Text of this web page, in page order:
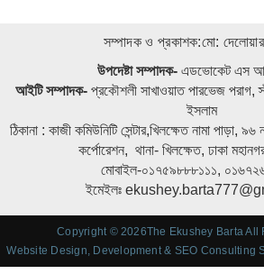
সম্পাদক ও প্রকাশক:মো:
উপদেষ্টা সম্পাদক- এডভোকেট এস
আইটি সম্পাদক-প্রকৌশলী সাখাওয়াত পারভেজ পরাগ,
ইসলাম
ঠিকানা : কাজী কমিউনিটি সেন্টার,খিলক্ষেত নামা পাড়া,
কর্পোরেশন, থানা- খিলক্ষেত, ঢাকা
মোবাইল-০১৭৫৯৮৮৮১১১,
ইমেইলঃ
Copyright © 2026The Ekushey Barta All
Website Design, Development & SEO Consulting